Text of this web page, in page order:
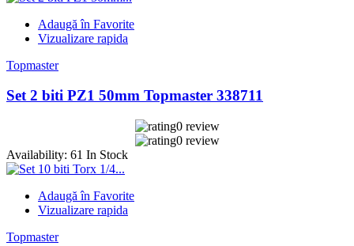
Adaugă în Favorite
Vizualizare rapida
Topmaster
Set 2 biti PZ1 50mm Topmaster 338711
0 review
0 review
Availability: 61 In Stock
Adaugă în Favorite
Vizualizare rapida
Topmaster